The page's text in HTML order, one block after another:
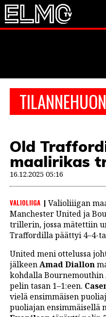
Old
maalirikas
16.12.2025 05:16
VALIOLIIGA
Valioliiigan
Manchester United ja
trillerin, jossa mätettiin
Traffordilla päättyi 4–4-
United meni ottelussa
jälkeenAmad Diallon
kohdalla Bournemouthin
pelin tasan 1–1:een.
vielä ensimmäisen
puoliajan ensimmäisellä
PESÄPALLO
VIDEOT
JALKAPALLO
EM2021
JÄÄKIEKKO
PESÄPALLO
F1
LINTU VAI KALA
46 DENTON ROAD
VIDEOT
PODCASTIT
KOLUMNIT